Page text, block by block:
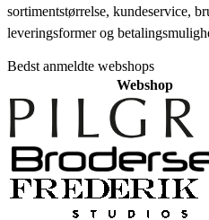
sortimentstørrelse, kundeservice,
leveringsformer og
Bedst anmeldte webshops
Webshop